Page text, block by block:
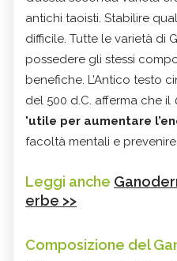
antichi taoisti. Stabilire
difficile. Tutte le varietà di
possedere gli stessi
benefiche. L’Antico testo
del 500 d.C. afferma che il
"utile per aumentare
facoltà mentali e
Leggi anche
erbe >>
Composizione del